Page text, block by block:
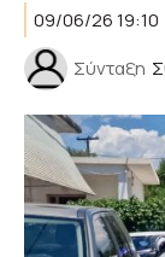
09/06/26 19:10
Σύνταξη